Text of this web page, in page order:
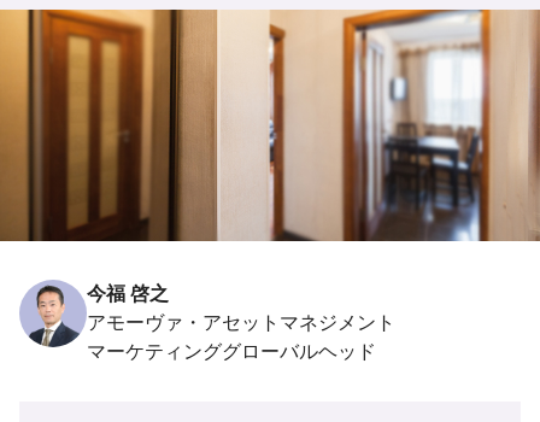
今福 啓之
アモーヴァ・アセットマネジメント